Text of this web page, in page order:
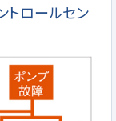
トロールセン